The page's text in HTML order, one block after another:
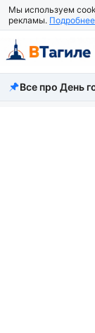
Мы используем
рекламы. Подробнее
Все новости
Все про День